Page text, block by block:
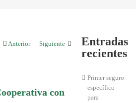
Anterior Siguiente
con
Entradas
recientes
Primer seguro
específico
para